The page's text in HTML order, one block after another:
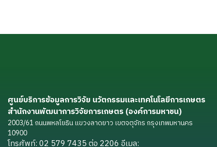
ศูนย์บริการข้อมูลการวิจัย นวัตกรรมและเทคโนโลยีการเกษตร
สำนักงานพัฒนาการวิจัยการเกษตร (องค์การมหาชน)
2003/61 ถนนพหลโยธิน แขวงลาดยาว เขตจตุจักร กรุงเทพมหานคร
10900
โทรศัพท์: 02 579 7435 ต่อ 2206 อีเมล: